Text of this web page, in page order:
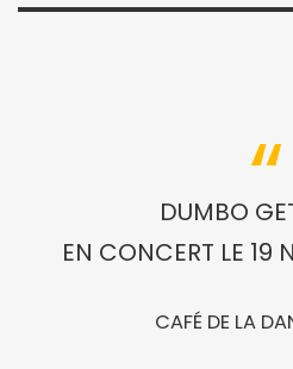
DUMBO
EN CONCERT LE 19
CAFÉ DE LA